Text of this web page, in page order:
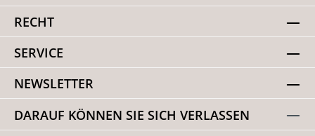
RECHT
SERVICE
NEWSLETTER
DARAUF KÖNNEN SIE SICH VERLASSEN